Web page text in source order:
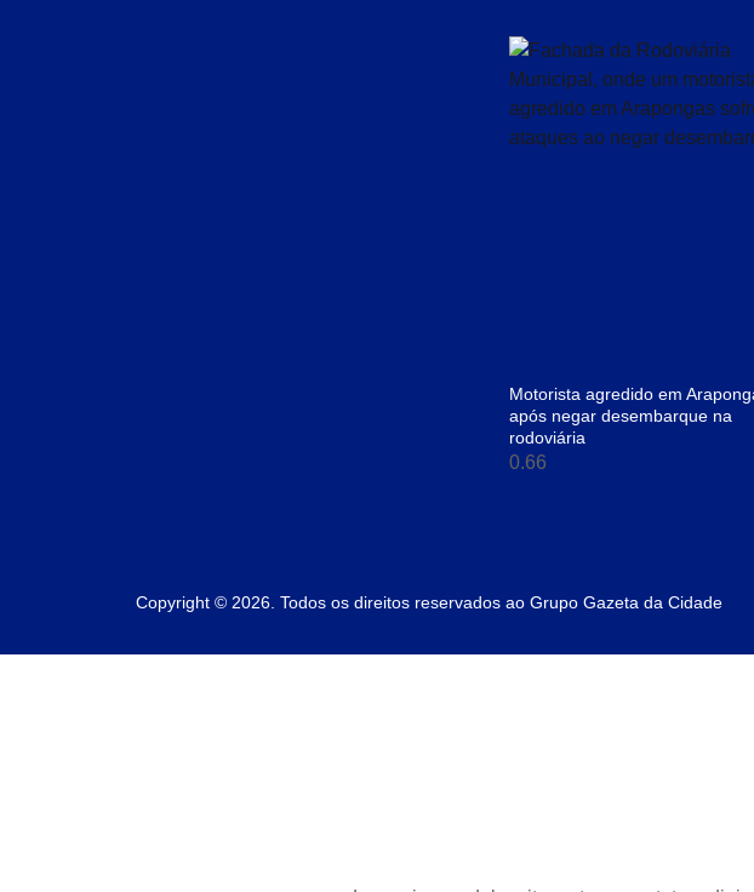
Motorista agredido em
após negar desembarque na
rodoviária
Copyright © 2026. Todos os direitos reservados ao Grupo Gazeta da Cidade